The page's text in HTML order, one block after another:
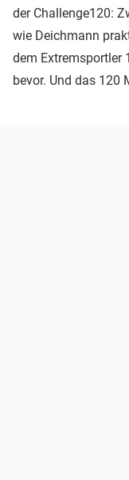
der Challenge120:
wie Deichmann
dem Extremsportler
bevor. Und das 120